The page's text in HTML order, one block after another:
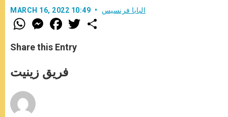
MARCH 16, 2022 10:49 البابا فرنسيس
W
h
t
s
p
p
M
e
s
e
g
e
F
a
e
b
o
k
T
w
Share this Entry
فريق زينيت